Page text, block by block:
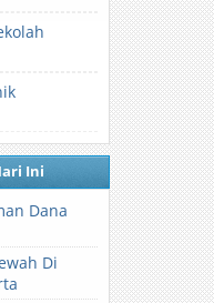
Ini
Dana
Di